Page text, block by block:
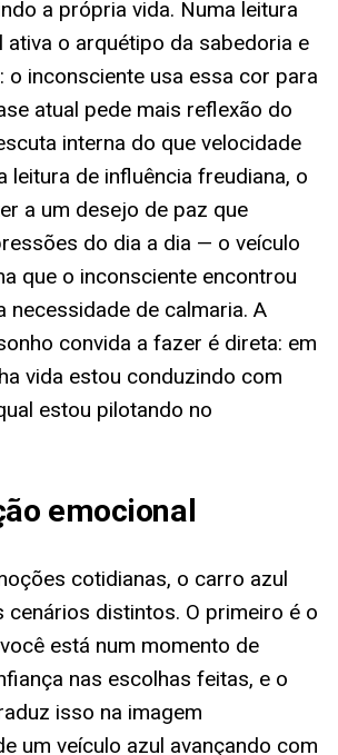
a própria vida. Numa leitura
ativa o arquétipo da sabedoria e
o inconsciente usa essa cor para
atual pede mais reflexão do
interna do que velocidade
leitura de influência freudiana, o
a um desejo de paz que
do dia a dia — o veículo
que o inconsciente encontrou
necessidade de calmaria. A
convida a fazer é direta: em
vida estou conduzindo com
estou pilotando no
emocional
cotidianas, o carro azul
cenários distintos. O primeiro é o
está num momento de
nas escolhas feitas, e o
isso na imagem
um veículo azul avançando com